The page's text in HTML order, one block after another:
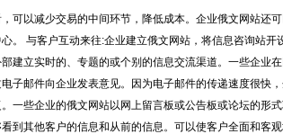
以减少交易的中间环节，降低成本。企业俄文网站还可
。 与客户互动来往:企业建立俄文网站，将信息咨询站开
建立实时的、专题的或个别的信息交流渠道。一些企业
子邮件向企业发表意见。因为电子邮件的传递速度很快
一些企业的俄文网站以网上留言板或公告板或论坛的形
到其他客户的信息和从前的信息。可以使客户全面和客